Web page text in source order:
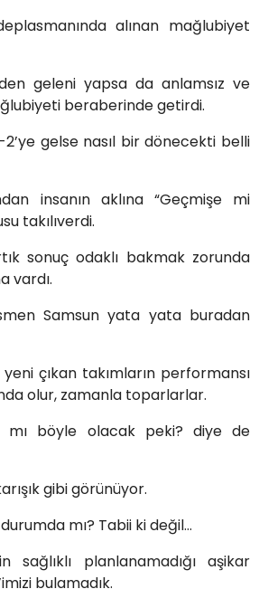
alınan mağlubiyet
geleni yapsa da anlamsız ve
beraberinde getirdi.
gelse nasıl bir dönecekti belli
insanın aklına “Geçmişe mi
takılıverdi.
sonuç odaklı bakmak zorunda
vardı.
Samsun yata yata buradan
çıkan takımların performansı
olur, zamanla toparlarlar.
mı böyle olacak peki? diye de
gibi görünüyor.
mı? Tabii ki değil…
sağlıklı planlanamadığı aşikar
bulamadık.